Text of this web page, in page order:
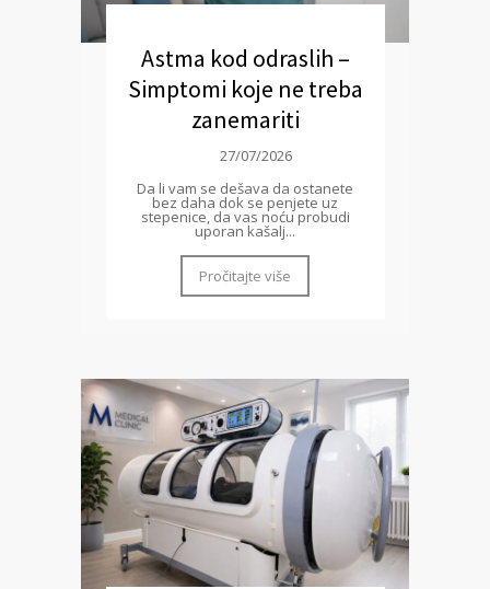
Astma kod odraslih –
Simptomi koje ne treba
zanemariti
27/07/2026
Da li vam se dešava da ostanete
bez daha dok se penjete uz
stepenice, da vas noću probudi
uporan kašalj...
Pročitajte više